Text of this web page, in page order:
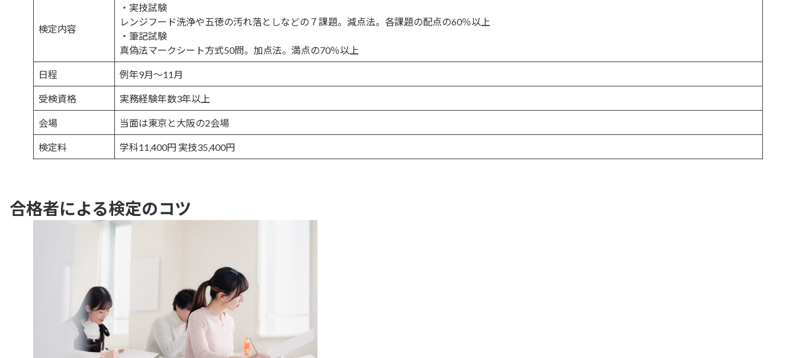
検定内容
・実技試験
レンジフード洗浄や五徳の汚れ落としなどの７課題。減点法。各課題の配点の60％以上
・筆記試験
真偽法マークシート方式50問。加点法。満点の70％以上
日程 例年9月～11月
受検資格 実務経験年数3年以上
会場 当面は東京と大阪の2会場
検定料 学科11,400円 実技35,400円
合格者による検定のコツ